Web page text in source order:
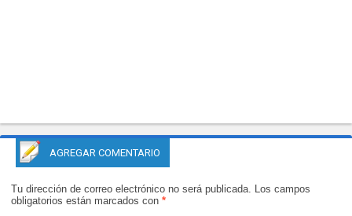
AGREGAR COMENTARIO
Tu dirección de correo electrónico no será publicada. Los campos
obligatorios están marcados con *